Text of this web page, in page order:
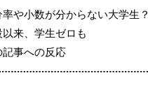
率や小数が分からない大学生？
以来、学生ゼロも
記事への反応